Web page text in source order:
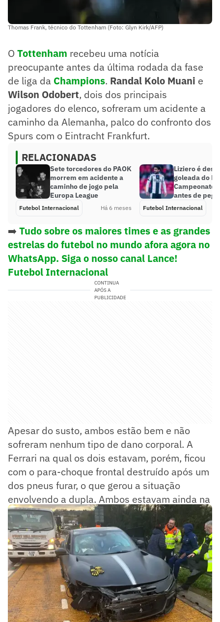
Thomas Frank, técnico do Tottenham (Foto: Glyn Kirk/AFP)
O Tottenham recebeu uma notícia
preocupante antes da última rodada da fase
de liga da Champions. Randal Kolo Muani e
Wilson Odobert, dois dos principais
jogadores do elenco, sofreram um acidente a
caminho da Alemanha, palco do confronto dos
Spurs com o Eintracht Frankfurt.
RELACIONADAS
Sete torcedores do PAOK
morrem em acidente a
caminho de jogo pela
Europa League
Futebol Internacional Há 6 meses
Liziero é
goleada do
Campeonato
antes de
Futebol Internacional
➡️ Tudo sobre os maiores times e as grandes
estrelas do futebol no mundo afora agora no
WhatsApp. Siga o nosso canal Lance!
Futebol Internacional
CONTINUA
APÓS A
PUBLICIDADE
Apesar do susto, ambos estão bem e não
sofreram nenhum tipo de dano corporal. A
Ferrari na qual os dois estavam, porém, ficou
com o para-choque frontal destruído após um
dos pneus furar, o que gerou a situação
envolvendo a dupla. Ambos estavam ainda na
zona do Reino Unido, em Hertfordshire.